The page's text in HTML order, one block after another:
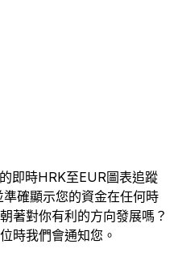
即時HRK至EUR圖表追蹤
確顯示您的資金在任何時
著對你有利的方向發展嗎？
時我們會通知您。